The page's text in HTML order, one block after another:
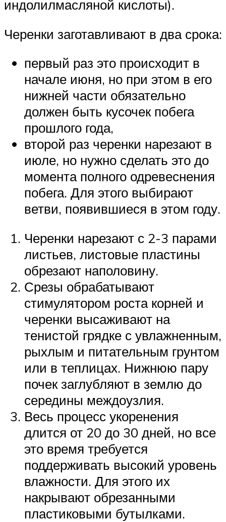
индолилмасляной кислоты).
Черенки заготавливают в два срока:
первый раз это происходит в
начале июня, но при этом в его
нижней части обязательно
должен быть кусочек побега
прошлого года,
второй раз черенки нарезают в
июле, но нужно сделать это до
момента полного одревеснения
побега. Для этого выбирают
ветви, появившиеся в этом году.
Черенки нарезают с 2-3 парами
листьев, листовые пластины
обрезают наполовину.
Срезы обрабатывают
стимулятором роста корней и
черенки высаживают на
тенистой грядке с увлажненным,
рыхлым и питательным грунтом
или в теплицах. Нижнюю пару
почек заглубляют в землю до
середины междоузлия.
Весь процесс укоренения
длится от 20 до 30 дней, но все
это время требуется
поддерживать высокий уровень
влажности. Для этого их
накрывают обрезанными
пластиковыми бутылками.